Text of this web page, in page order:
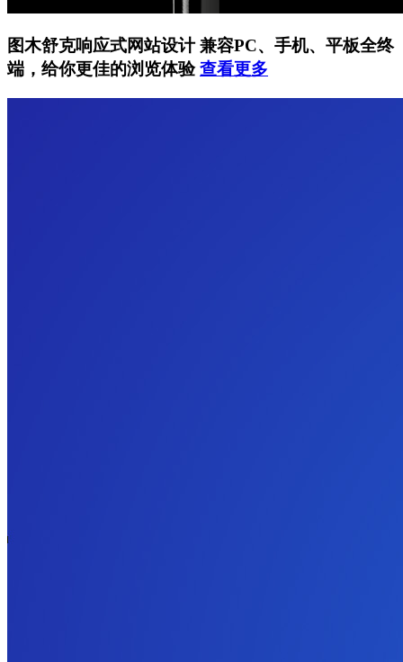
图木舒克响应式网站设计兼容PC、手机、平板全终
端，给你更佳的浏览体验查看更多